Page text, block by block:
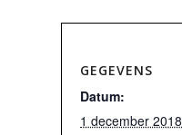
GEGEVENS
Datum:
1 december 2018